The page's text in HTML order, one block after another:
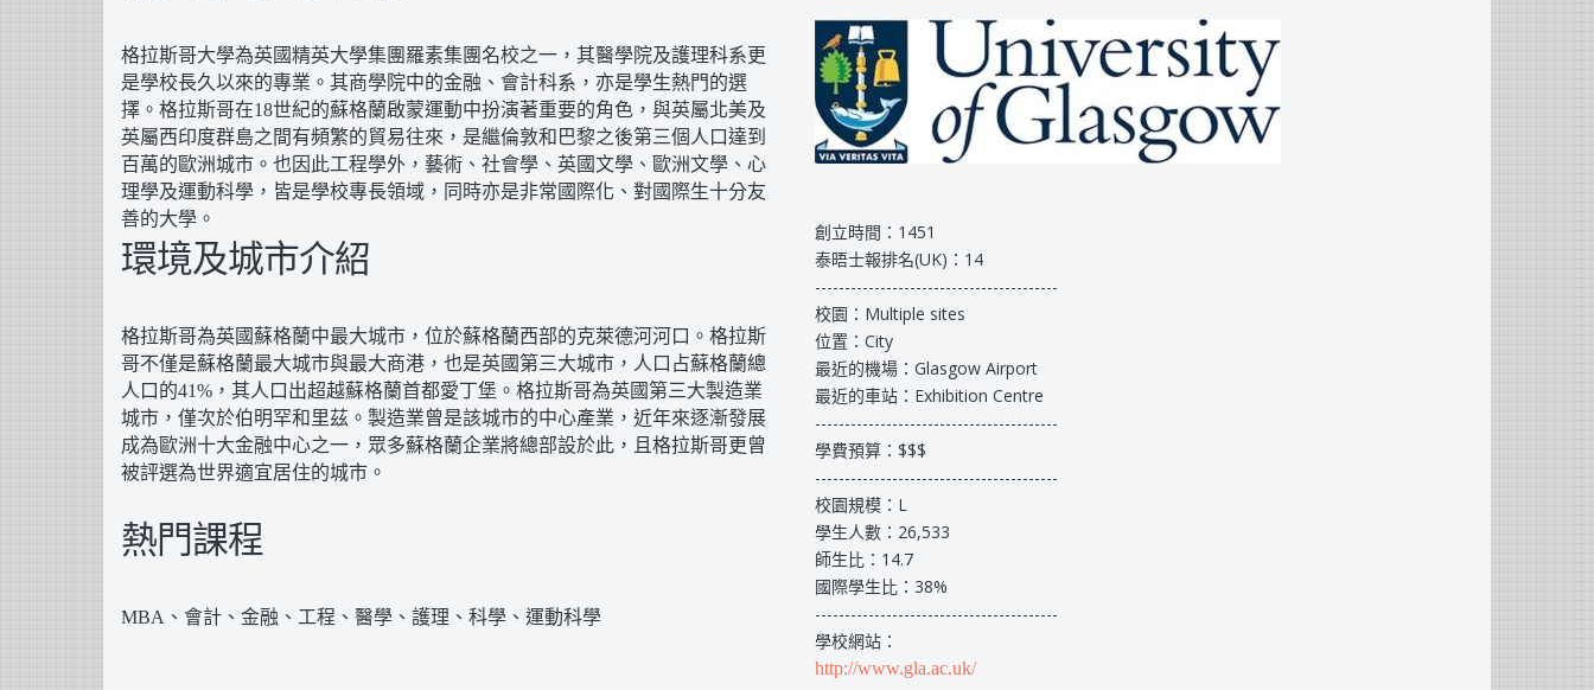
格拉斯哥大學為英國精英大學集團羅素集團名校之一，其醫學院及護理科系更
是學校長久以來的專業。其商學院中的金融、會計科系，亦是學生熱門的選
擇。格拉斯哥在18世紀的蘇格蘭啟蒙運動中扮演著重要的角色，與英屬北美及
英屬西印度群島之間有頻繁的貿易往來，是繼倫敦和巴黎之後第三個人口達到
百萬的歐洲城市。也因此工程學外，藝術、社會學、英國文學、歐洲文學、心
理學及運動科學，皆是學校專長領域，同時亦是非常國際化、對國際生十分友
善的大學。
環境及城市介紹
格拉斯哥為英國蘇格蘭中最大城市，位於蘇格蘭西部的克萊德河河口。格拉斯
哥不僅是蘇格蘭最大城市與最大商港，也是英國第三大城市，人口占蘇格蘭總
人口的41%，其人口出超越蘇格蘭首都愛丁堡。格拉斯哥為英國第三大製造業
城市，僅次於伯明罕和里茲。製造業曾是該城市的中心產業，近年來逐漸發展
成為歐洲十大金融中心之一，眾多蘇格蘭企業將總部設於此，且格拉斯哥更曾
被評選為世界適宜居住的城市。
熱門課程
MBA、會計、金融、工程、醫學、護理、科學、運動科學
創立時間：1451
泰晤士報排名(UK)：14
-----------------------------------------
校園：Multiple sites
位置：City
最近的機場：Glasgow Airport
最近的車站：Exhibition Centre
-----------------------------------------
學費預算：$$$
-----------------------------------------
校園規模：L
學生人數：26,533
師生比：14.7
國際學生比：38%
-----------------------------------------
學校網站：
http://www.gla.ac.uk/